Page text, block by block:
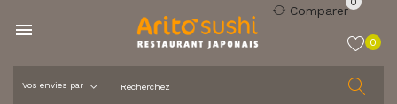

Comparer
0